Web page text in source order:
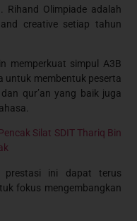
Rihand Olimpiade adalah
creative setiap tahun
memperkuat simpul A3B
untuk membentuk peserta
qur’an yang baik juga
Silat SDIT Thariq Bin
prestasi ini dapat terus
fokus mengembangkan